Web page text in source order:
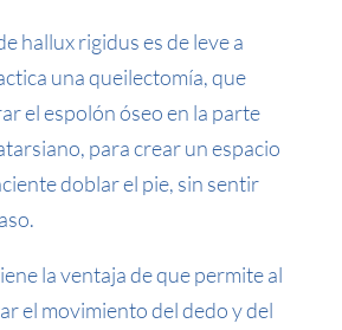
hallux rigidus es de leve a
una queilectomía, que
el espolón óseo en la parte
para crear un espacio
doblar el pie, sin sentir
la ventaja de que permite al
el movimiento del dedo y del